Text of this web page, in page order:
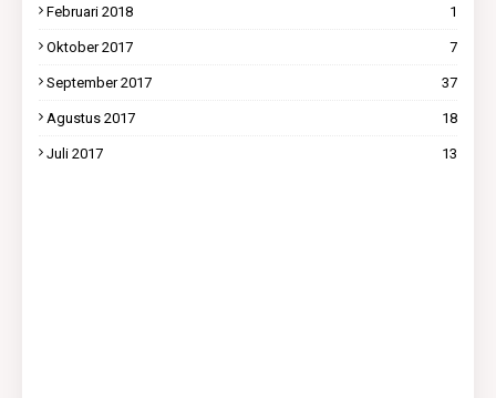
Februari 2018 1
Oktober 2017 7
September 2017 37
Agustus 2017 18
Juli 2017 13